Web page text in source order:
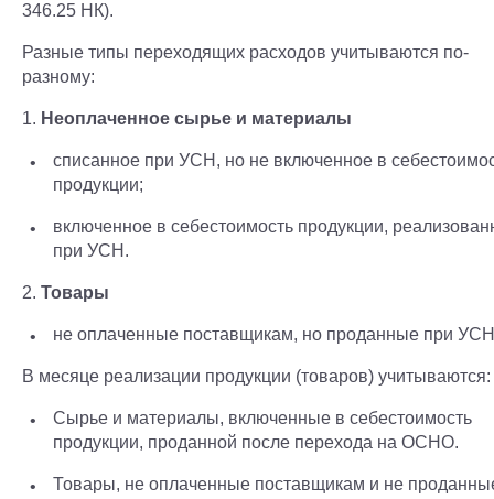
346.25 НК).
Разные типы переходящих расходов учитываются по-
разному:
1. Неоплаченное сырье и материалы
списанное при УСН, но не включенное в
продукции;
включенное в себестоимость продукции,
при УСН.
2. Товары
не оплаченные поставщикам, но проданные при
В месяце реализации продукции (товаров) учитываются:
Сырье и материалы, включенные в себестоимость
продукции, проданной после перехода на ОСНО.
Товары, не оплаченные поставщикам и не